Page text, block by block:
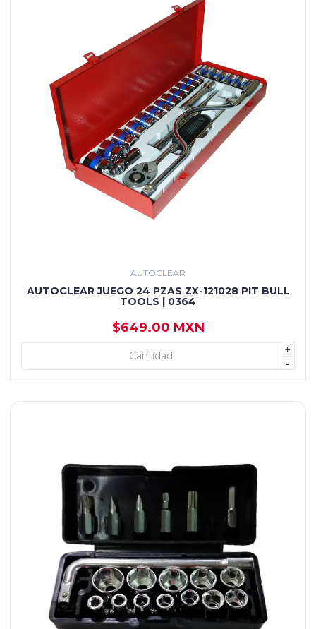
AUTOCLEAR
AUTOCLEAR JUEGO 24 PZAS ZX-121028 PIT BULL
TOOLS | 0364
$649.00 MXN
+
-
+ AGREGAR